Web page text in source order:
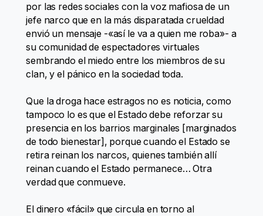
por las redes sociales con la voz mafiosa de un
jefe narco que en la más disparatada crueldad
envió un mensaje -«así le va a quien me roba»- a
su comunidad de espectadores virtuales
sembrando el miedo entre los miembros de su
clan, y el pánico en la sociedad toda.
Que la droga hace estragos no es noticia, como
tampoco lo es que el Estado debe reforzar su
presencia en los barrios marginales [marginados
de todo bienestar], porque cuando el Estado se
retira reinan los narcos, quienes también allí
reinan cuando el Estado permanece… Otra
verdad que conmueve.
El dinero «fácil» que circula en torno al